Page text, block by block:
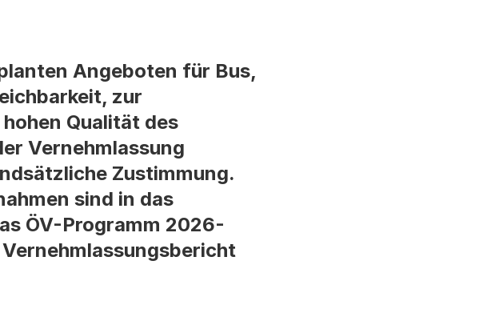
Angeboten für Bus,
zur
Qualität des
Vernehmlassung
Zustimmung.
sind in das
ÖV-Programm 2026-